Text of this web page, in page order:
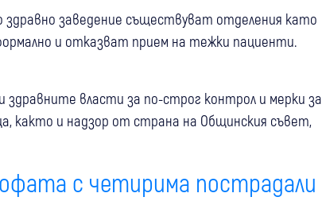
заведение съществуват отделения като
и отказват прием на тежки пациенти.
власти за по-строг контрол и мерки за
както и надзор от страна на Общинския съвет,
с четирима пострадали